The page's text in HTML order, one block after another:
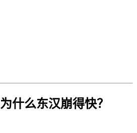
什么东汉崩得快？